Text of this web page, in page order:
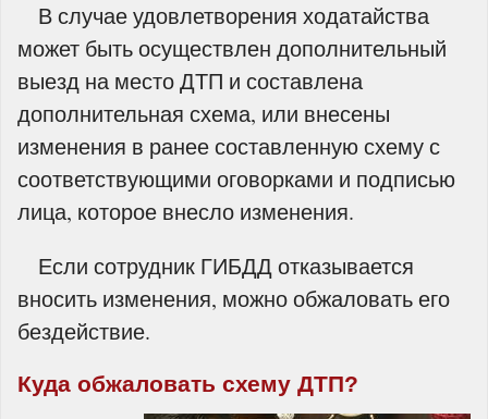
В случае удовлетворения ходатайства
может быть осуществлен дополнительный
выезд на место ДТП и составлена
дополнительная схема, или внесены
изменения в ранее составленную схему с
соответствующими оговорками и подписью
лица, которое внесло изменения.
Если сотрудник ГИБДД отказывается
вносить изменения, можно обжаловать его
бездействие.
Куда обжаловать схему ДТП?